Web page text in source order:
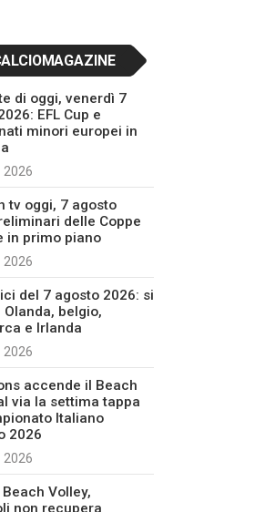
di oggi, venerdì 7
EFL Cup e
minori europei in
2026
tv oggi, 7 agosto
delle Coppe
in primo piano
2026
del 7 agosto 2026: si
Olanda, belgio,
e Irlanda
2026
accende il Beach
via la settima tappa
Italiano
2026
2026
Volley,
non recupera